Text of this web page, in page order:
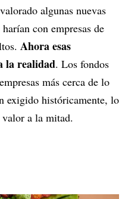
algunas nuevas
con empresas de
Ahora esas
la realidad. Los fondos
más cerca de lo
exigido históricamente, lo
valor a la mitad.